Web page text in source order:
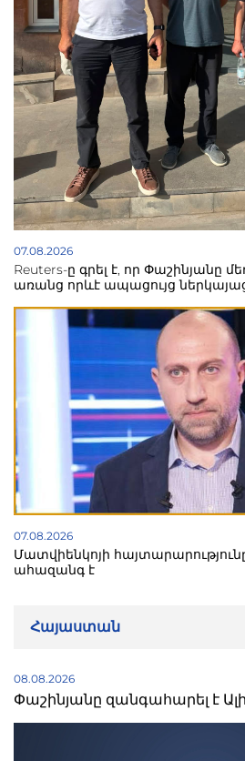
07.08.2026
Reuters-ը գրել է, որ Փաշինյանը
առանց որևէ ապացույց
07.08.2026
Մատվիենկոյի
ահազանգ է
Հայաստան
08.08.2026
Փաշինյանը զանգահարել է